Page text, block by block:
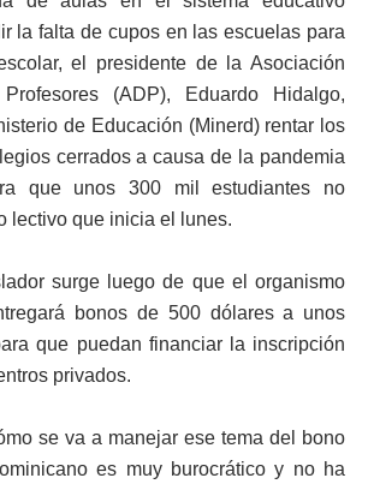
la falta de cupos en las escuelas para
el presidente de la Asociación
(ADP), Eduardo Hidalgo,
de Educación (Minerd) rentar los
cerrados a causa de la pandemia
que unos 300 mil estudiantes no
lectivo que inicia el lunes.
surge luego de que el organismo
bonos de 500 dólares a unos
que puedan financiar la inscripción
privados.
se va a manejar ese tema del bono
es muy burocrático y no ha